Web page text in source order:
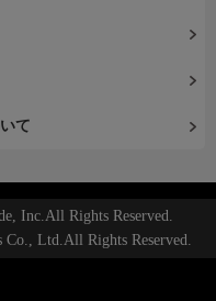
て
Inc.All Rights Reserved.
Ltd.All Rights Reserved.